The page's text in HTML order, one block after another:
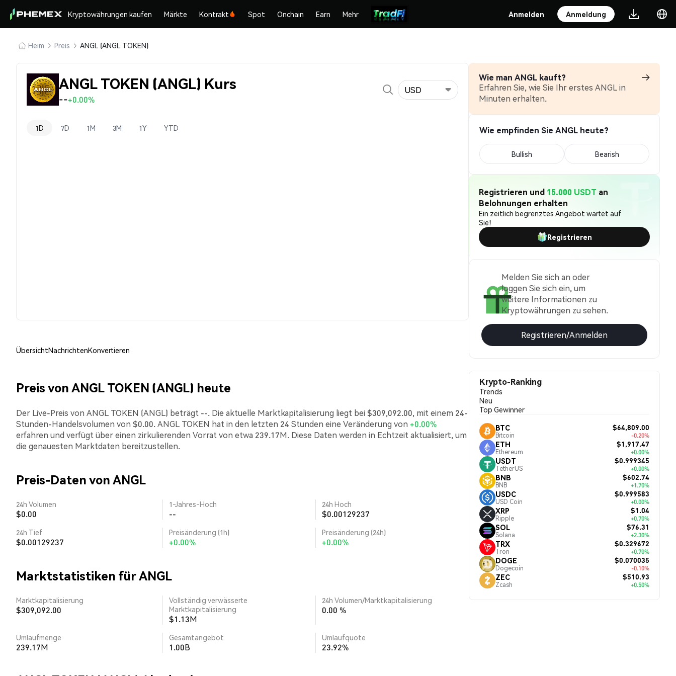
Kryptowährungen kaufen Märkte Kontrakt Spot Onchain Earn Mehr Anmelden Anmeldung
Heim Preis ANGL (ANGL TOKEN)
ANGL TOKEN (ANGL) Kurs
--+0.00%
USD
1D 7D 1M 3M 1Y YTD
ÜbersichtNachrichtenKonvertieren
Preis von ANGL TOKEN (ANGL) heute
Der Live-Preis von ANGL TOKEN (ANGL) beträgt --. Die aktuelle Marktkapitalisierung liegt bei $309,092.00, mit einem 24-
Stunden-Handelsvolumen von $0.00. ANGL TOKEN hat in den letzten 24 Stunden eine Veränderung von +0.00%
erfahren und verfügt über einen zirkulierenden Vorrat von etwa 239.17M. Diese Daten werden in Echtzeit aktualisiert, um
die genauesten Marktdaten bereitzustellen.
Preis-Daten von ANGL
24h Volumen
$0.00
1‑Jahres‑Hoch
--
24h Hoch
$0.00129237
24h Tief
$0.00129237
Preisänderung (1h)
+0.00%
Preisänderung (24h)
+0.00%
Marktstatistiken für ANGL
Marktkapitalisierung
$309,092.00
Vollständig verwässerte
Marktkapitalisierung
$1.13M
24h Volumen/Marktkapitalisierung
0.00 %
Umlaufmenge
239.17M
Gesamtangebot
1.00B
Umlaufquote
23.92%
Wie man ANGL kauft?
Erfahren Sie, wie Sie Ihr erstes ANGL in
Minuten erhalten.
Wie empfinden Sie ANGL heute?
Bullish Bearish
Registrieren und 15.000 USDT an
Belohnungen erhalten
Ein zeitlich begrenztes Angebot wartet auf
Sie!
Registrieren
Melden Sie sich an oder
loggen Sie sich ein, um
weitere Informationen zu
Kryptowährungen zu sehen.
Registrieren/Anmelden
Krypto-Ranking
Trends
Neu
Top Gewinner
BTC
Bitcoin
$64,809.00
-0.20%
ETH
Ethereum
$1,917.47
+0.00%
USDT
TetherUS
$0.999345
+0.00%
BNB
BNB
$602.74
+1.70%
USDC
USD Coin
$0.999583
+0.00%
XRP
Ripple
$1.04
+0.70%
SOL
Solana
$76.31
+2.30%
TRX
Tron
$0.329672
+0.70%
DOGE
Dogecoin
$0.070035
-0.10%
ZEC
Zcash
$510.93
+0.50%